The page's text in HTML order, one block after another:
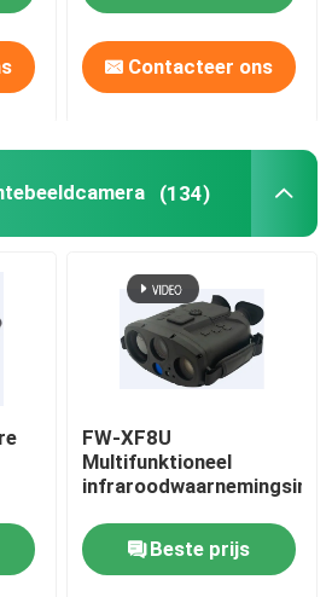
van vliegtuigen
Contacteer ons
(134)
FW-XF8U
Multifunktioneel
Beste prijs